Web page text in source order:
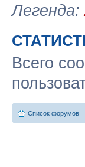
Легенда:
Всего
Список форумов